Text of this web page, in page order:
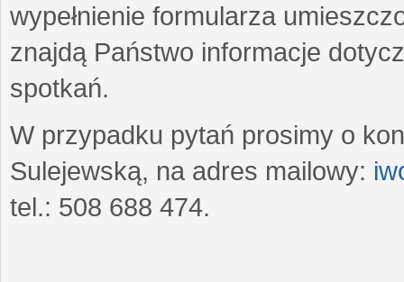
wypełnienie formularza
znajdą Państwo informacje
spotkań.
W przypadku pytań prosimy o
Sulejewską, na adres mailowy:
tel.: 508 688 474.